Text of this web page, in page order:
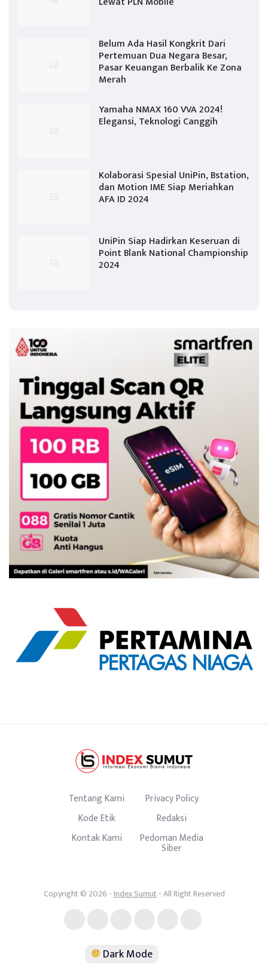
Belum Ada Hasil Kongkrit Dari
Pertemuan Dua Negara Besar,
Pasar Keuangan Berbalik Ke Zona
Merah
Yamaha NMAX 160 VVA 2024!
Elegansi, Teknologi Canggih
Kolaborasi Spesial UniPin, Bstation,
dan Motion IME Siap Meriahkan
AFA ID 2024
UniPin Siap Hadirkan Keseruan di
Point Blank National Championship
2024
Tentang Kami
Privacy Policy
Kode Etik
Redaksi
Kontak Kami
Pedoman Media
Siber
Copyright © 2026 -Index Sumut - All Right Reserved
Dark Mode